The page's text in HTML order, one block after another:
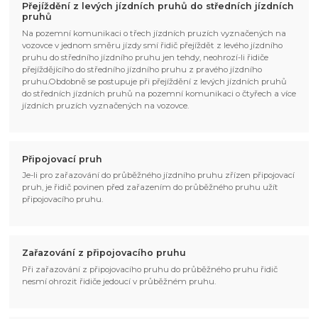
Přejíždění z levých jízdních pruhů do středních jízdních
pruhů
Na pozemní komunikaci o třech jízdních pruzích vyznačených na
vozovce v jednom směru jízdy smí řidič přejíždět z levého jízdního
pruhu do středního jízdního pruhu jen tehdy, neohrozí-li řidiče
přejíždějícího do středního jízdního pruhu z pravého jízdního
pruhu.Obdobně se postupuje při přejíždění z levých jízdních pruhů
do středních jízdních pruhů na pozemní komunikaci o čtyřech a více
jízdních pruzích vyznačených na vozovce.
Připojovací pruh
Je-li pro zařazování do průběžného jízdního pruhu zřízen připojovací
pruh, je řidič povinen před zařazením do průběžného pruhu užít
připojovacího pruhu.
Zařazování z připojovacího pruhu
Při zařazování z připojovacího pruhu do průběžného pruhu řidič
nesmí ohrozit řidiče jedoucí v průběžném pruhu.